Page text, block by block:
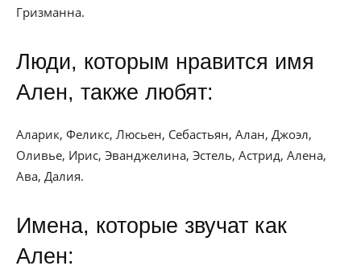
Гризманна.
Люди, которым нравится имя
Ален, также любят:
Аларик, Феликс, Люсьен, Себастьян, Алан, Джоэл,
Оливье, Ирис, Эванджелина, Эстель, Астрид, Алена,
Ава, Далия.
Имена, которые звучат как
Ален: